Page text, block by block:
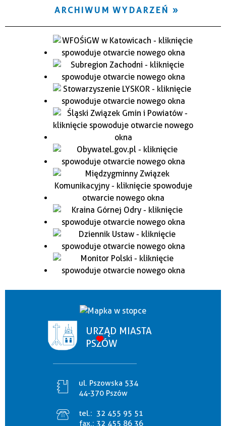
ARCHIWUM WYDARZEŃ
URZĄD MIASTA
PSZÓW
ul. Pszowska 534
44-370 Pszów
tel.: 32 455 95 51
fax.: 32 455 86 36